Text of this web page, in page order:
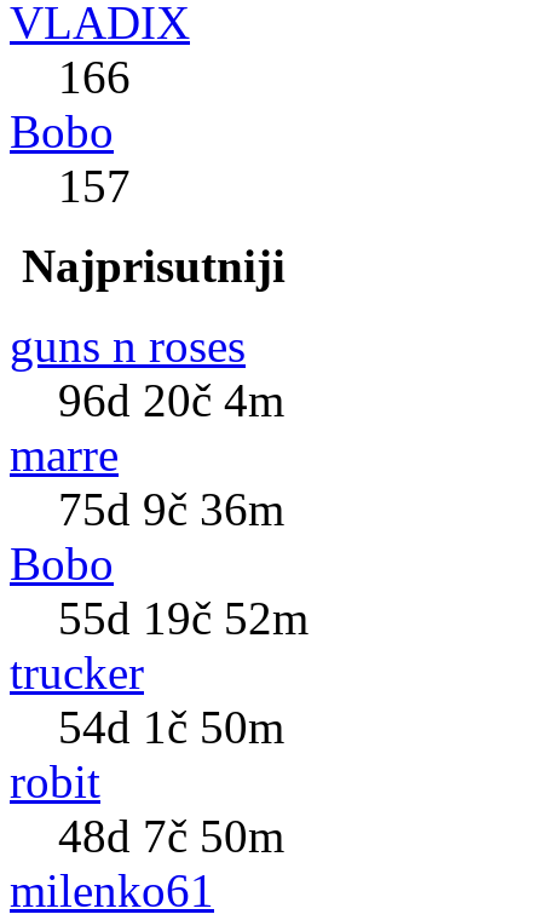
VLADIX
166
Bobo
157
Najprisutniji
guns n roses
96d 20č 4m
marre
75d 9č 36m
Bobo
55d 19č 52m
trucker
54d 1č 50m
robit
48d 7č 50m
milenko61